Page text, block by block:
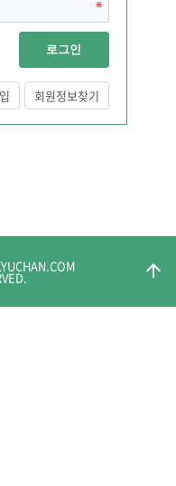
로그인
회원정보찾기
arrow_upward